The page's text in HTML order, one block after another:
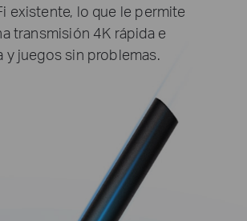
existente, lo que le permite
transmisión 4K rápida e
y juegos sin problemas.